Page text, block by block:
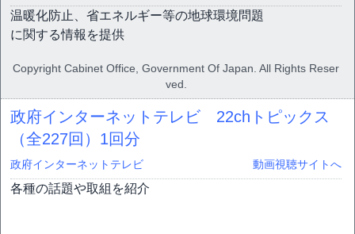
温暖化防止、省エネルギー等の地球環境問題
に関する情報を提供
Copyright Cabinet Office, Government Of Japan. All Rights Reser
ved.
政府インターネットテレビ 22chトピックス
（全227回） 1回分
政府インターネットテレビ 動画視聴サイトへ
各種の話題や取組を紹介